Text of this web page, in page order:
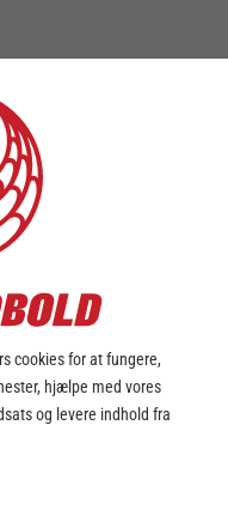
cookies for at fungere,
hjælpe med vores
og levere indhold fra